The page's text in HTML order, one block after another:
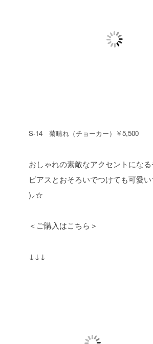
S-14 菊晴れ（チョーカー）￥5,500
おしゃれの素敵なアクセントになる
ピアスとおそろいでつけても可愛い
)⸝☆
＜ご購入はこちら＞
↓↓↓